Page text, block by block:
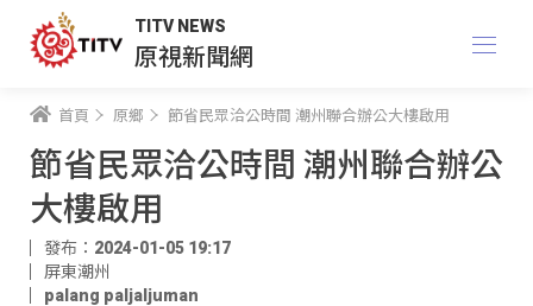
TITV NEWS
原視新聞網
首頁 原鄉 節省民眾洽公時間 潮州聯合辦公大樓啟用
節省民眾洽公時間 潮州聯合辦公
大樓啟用
發布：2024-01-05 19:17
屏東潮州
palang paljaljuman